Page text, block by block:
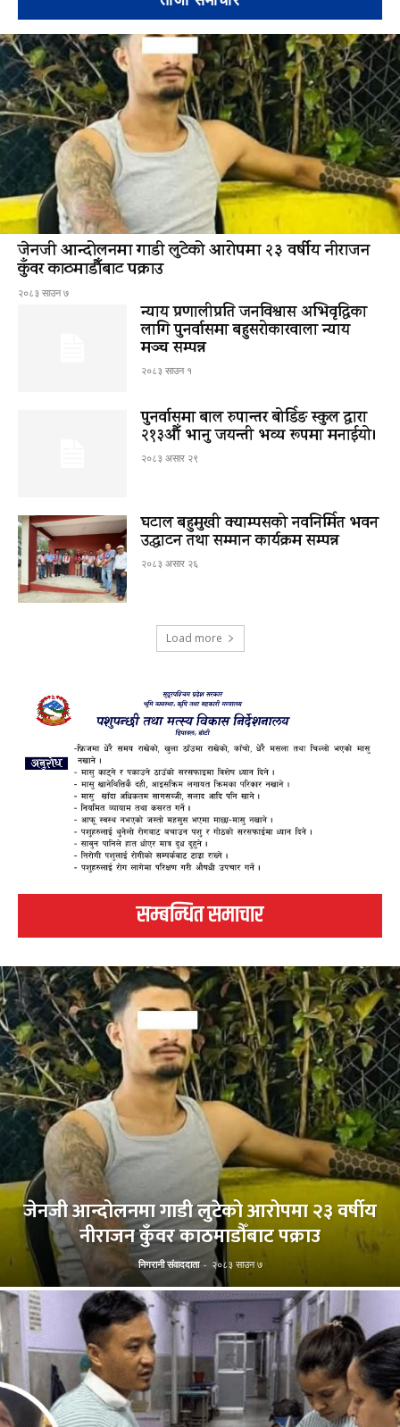
जेनजी आन्दोलनमा गाडी लुटेको आरोपमा २३ वर्षीय नीराजन
कुँवर काठमाडौँबाट पक्राउ
२०८३ साउन ७
न्याय प्रणालीप्रति जनविश्वास अभिवृद्धिका
लागि पुनर्वासमा बहुसरोकारवाला न्याय
मञ्च सम्पन्न
२०८३ साउन १
पुनर्वासमा बाल रुपान्तर बोर्डिङ स्कुल द्धारा
२१३औँ भानु जयन्ती भव्य रूपमा मनाईयो।
२०८३ असार २९
घटाल बहुमुखी क्याम्पसको नवनिर्मित भवन
उद्घाटन तथा सम्मान कार्यक्रम सम्पन्न
२०८३ असार २६
Load more
सम्बन्धित समाचार
जेनजी आन्दोलनमा गाडी लुटेको आरोपमा २३ वर्षीय
नीराजन कुँवर काठमाडौँबाट पक्राउ
निगरानी संवाददाता - २०८३ साउन ७